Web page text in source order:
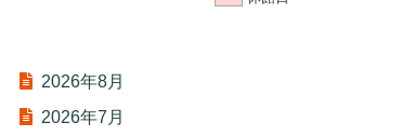
2026年8月
2026年7月